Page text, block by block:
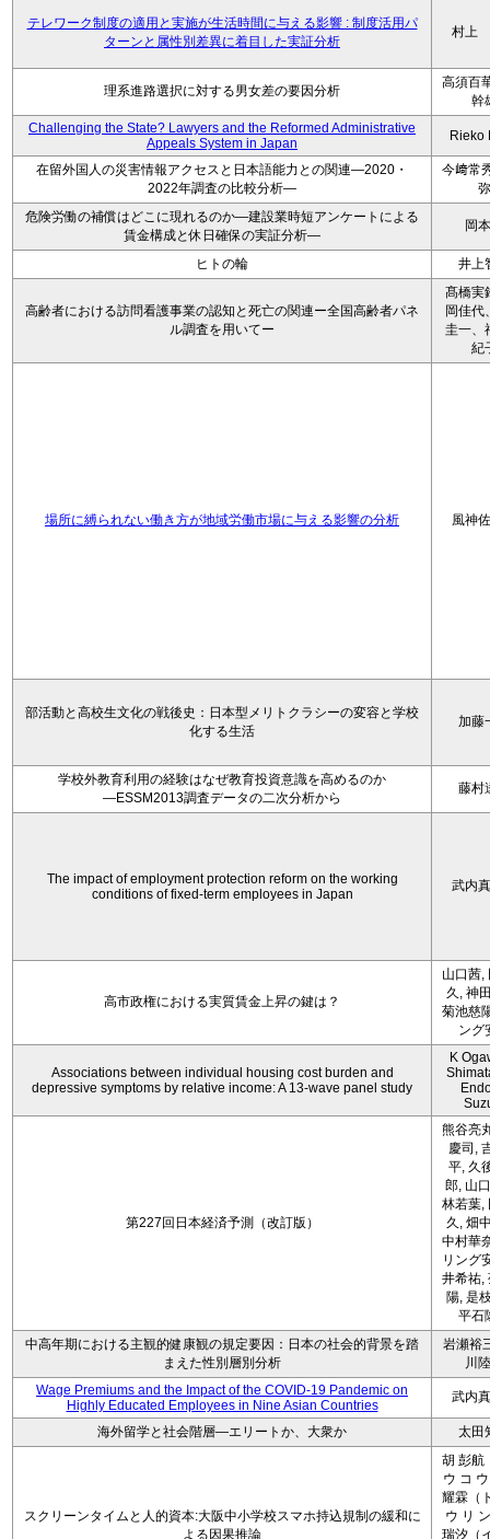
テレワーク制度の適用と実施が生活時間に与える影響 : 制度活用パ
ターンと属性別差異に着目した実証分析
村上
理系進路選択に対する男女差の要因分析
高須百
幹
Challenging the State? Lawyers and the Reformed Administrative
Appeals System in Japan
Rieko
在留外国人の災害情報アクセスと日本語能力との関連―2020・
2022年調査の比較分析―
今﨑常
弥
危険労働の補償はどこに現れるのか―建設業時短アンケートによる
賃金構成と休日確保の実証分析―
岡
ヒトの輪 井上
高齢者における訪問看護事業の認知と死亡の関連ー全国高齢者パネ
ル調査を用いてー
髙橋実
岡佳代
圭一、
紀
場所に縛られない働き方が地域労働市場に与える影響の分析 風神
部活動と高校生文化の戦後史：日本型メリトクラシーの変容と学校
化する生活
加藤
学校外教育利用の経験はなぜ教育投資意識を高めるのか
―ESSM2013調査データの二次分析から
藤村
The impact of employment protection reform on the working
conditions of fixed-term employees in Japan
武内
高市政権における実質賃金上昇の鍵は？
山口茜,
久, 神
菊池慈
ング
Associations between individual housing cost burden and
depressive symptoms by relative income: A 13-wave panel study
K
第227回日本経済予測（改訂版）
熊谷亮
慶司,
平, 久
郎, 山
林若葉,
久, 畑
中村華
リング
井希祐,
陽, 是
平石
中高年期における主観的健康観の規定要因：日本の社会的背景を踏
まえた性別層別分析
岩瀬裕
川
Wage Premiums and the Impact of the COVID‑19 Pandemic on
Highly Educated Employees in Nine Asian Countries
武内
海外留学と社会階層―エリートか、大衆か 太田
スクリーンタイムと人的資本:大阪中小学校スマホ持込規制の緩和に
よる因果推論
胡 彭航
ウ コ
耀霖（
ウ リ
瑞汐（